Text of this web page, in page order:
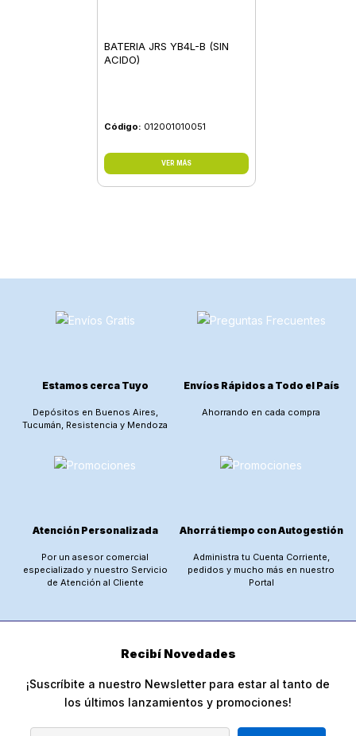
BATERIA JRS YB4L-B (SIN
ACIDO)
Código: 012001010051
VER MÁS
Estamos cerca Tuyo
Depósitos en Buenos Aires,
Tucumán, Resistencia y Mendoza
Envíos Rápidos a Todo el País
Ahorrando en cada compra
Atención Personalizada
Por un asesor comercial
especializado y nuestro Servicio
de Atención al Cliente
Ahorrá tiempo con Autogestión
Administra tu Cuenta Corriente,
pedidos y mucho más en nuestro
Portal
Recibí Novedades
¡Suscríbite a nuestro Newsletter para estar al tanto de
los últimos lanzamientos y promociones!